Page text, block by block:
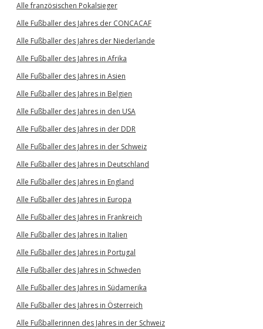
Alle französischen Pokalsieger
Alle Fußballer des Jahres der CONCACAF
Alle Fußballer des Jahres der Niederlande
Alle Fußballer des Jahres in Afrika
Alle Fußballer des Jahres in Asien
Alle Fußballer des Jahres in Belgien
Alle Fußballer des Jahres in den USA
Alle Fußballer des Jahres in der DDR
Alle Fußballer des Jahres in der Schweiz
Alle Fußballer des Jahres in Deutschland
Alle Fußballer des Jahres in England
Alle Fußballer des Jahres in Europa
Alle Fußballer des Jahres in Frankreich
Alle Fußballer des Jahres in Italien
Alle Fußballer des Jahres in Portugal
Alle Fußballer des Jahres in Schweden
Alle Fußballer des Jahres in Südamerika
Alle Fußballer des Jahres in Österreich
Alle Fußballerinnen des Jahres in der Schweiz